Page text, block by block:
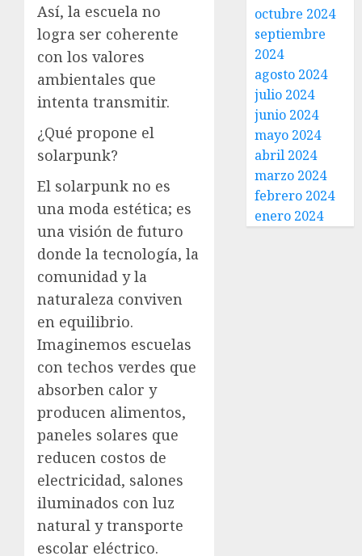
Así, la escuela no
logra ser coherente
con los valores
ambientales que
intenta transmitir.
¿Qué propone el
solarpunk?
El solarpunk no es
una moda estética; es
una visión de futuro
donde la tecnología, la
comunidad y la
naturaleza conviven
en equilibrio.
Imaginemos escuelas
con techos verdes que
absorben calor y
producen alimentos,
paneles solares que
reducen costos de
electricidad, salones
iluminados con luz
natural y transporte
escolar eléctrico.
octubre 2024
septiembre
2024
agosto 2024
julio 2024
junio 2024
mayo 2024
abril 2024
marzo 2024
febrero 2024
enero 2024